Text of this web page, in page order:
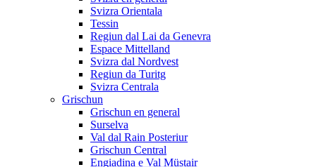
Svizra Orientala
Tessin
Regiun dal Lai da Genevra
Espace Mittelland
Svizra dal Nordvest
Regiun da Turitg
Svizra Centrala
Grischun
Grischun en general
Surselva
Val dal Rain Posteriur
Grischun Central
Engiadina e Val Müstair